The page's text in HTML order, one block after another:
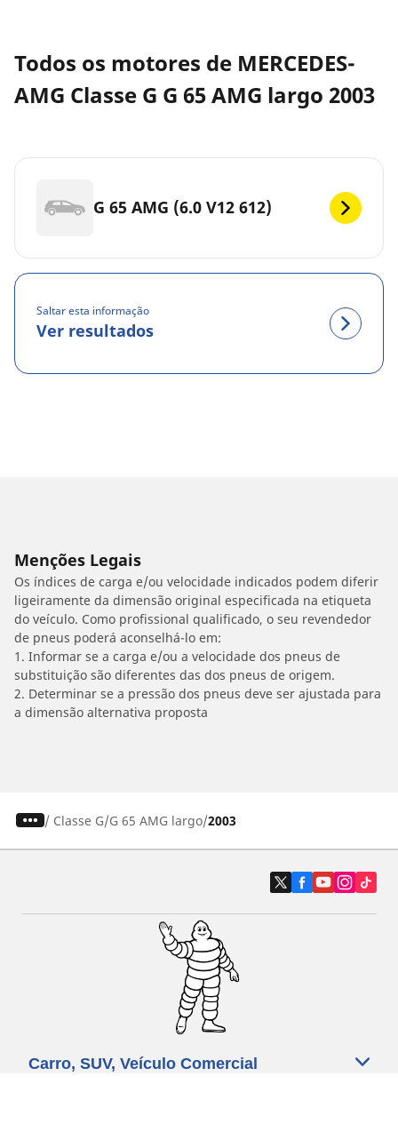
Todos os motores de MERCEDES-
AMG Classe G G 65 AMG largo 2003
G 65 AMG (6.0 V12 612)
Saltar esta informação
Ver resultados
Menções Legais
Os índices de carga e/ou velocidade indicados podem diferir
ligeiramente da dimensão original especificada na etiqueta
do veículo. Como profissional qualificado, o seu revendedor
de pneus poderá aconselhá-lo em:
1. Informar se a carga e/ou a velocidade dos pneus de
substituição são diferentes das dos pneus de origem.
2. Determinar se a pressão dos pneus deve ser ajustada para
a dimensão alternativa proposta
/ Classe G G 65 AMG largo 2003
Carro, SUV, Veículo Comercial